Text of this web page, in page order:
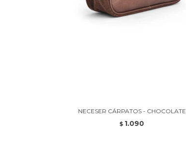
NECESER CÁRPATOS - CHOCOLATE
$ 1.090